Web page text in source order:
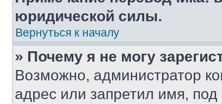
юридической силы.
Вернуться к началу
» Почему я не могу
Возможно, администратор
адрес или запретил имя,